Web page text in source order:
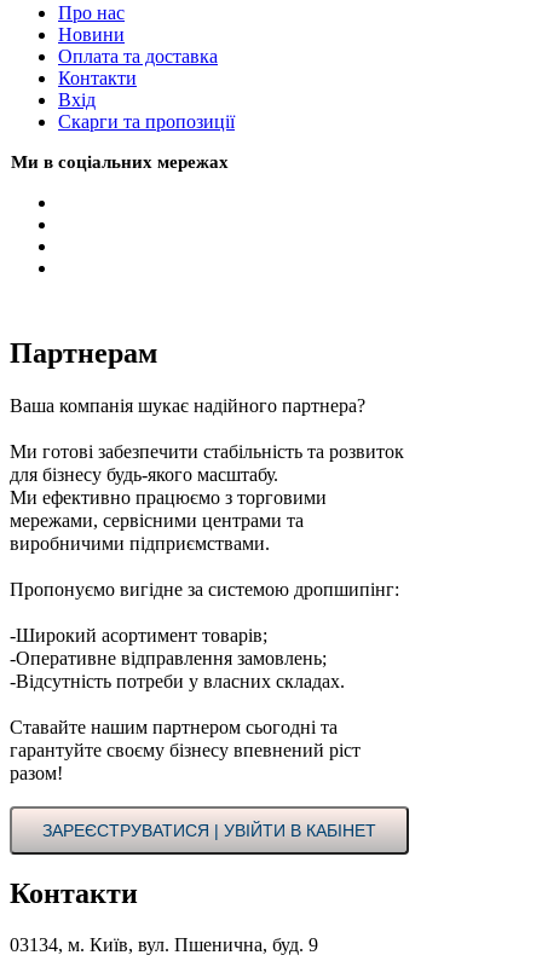
Про нас
Новини
Оплата та доставка
Контакти
Вхiд
Скарги та пропозиції
Ми в соціальних мережах
Партнерам
Ваша компанія шукає надійного партнера?
Ми готові забезпечити стабільність та розвиток
для бізнесу будь-якого масштабу.
Ми ефективно працюємо з торговими
мережами, сервісними центрами та
виробничими підприємствами.
Пропонуємо вигідне за системою дропшипінг:
-Широкий асортимент товарів;
-Оперативне відправлення замовлень;
-Відсутність потреби у власних складах.
Ставайте нашим партнером сьогодні та
гарантуйте своєму бізнесу впевнений ріст
разом!
ЗАРЕЄСТРУВАТИСЯ | УВІЙТИ В КАБІНЕТ
Контакти
03134, м. Київ, вул. Пшенична, буд. 9